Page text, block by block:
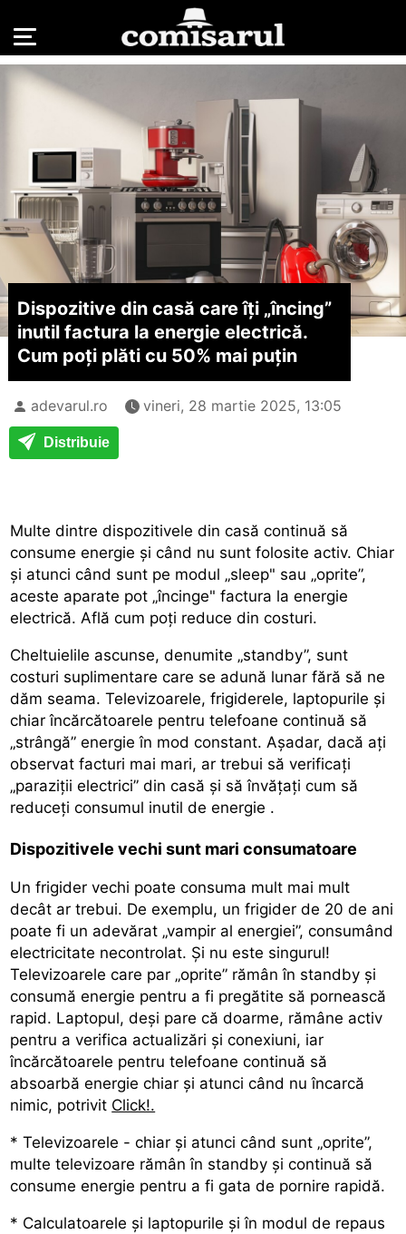
Dispozitive din casă care îţi „încing”
inutil factura la energie electrică.
Cum poţi plăti cu 50% mai puţin
adevarul.ro vineri, 28 martie 2025, 13:05
Distribuie
Multe dintre dispozitivele din casă continuă să
consume energie și când nu sunt folosite activ. Chiar
și atunci când sunt pe modul „sleep" sau „oprite”,
aceste aparate pot „încinge" factura la energie
electrică. Află cum poţi reduce din costuri.
Cheltuielile ascunse, denumite „standby”, sunt
costuri suplimentare care se adună lunar fără să ne
dăm seama. Televizoarele, frigiderele, laptopurile și
chiar încărcătoarele pentru telefoane continuă să
„strângă” energie în mod constant. Așadar, dacă aţi
observat facturi mai mari, ar trebui să verificaţi
„paraziții electrici” din casă și să învăţaţicum să
reduceţi consumul inutil de energie .
Dispozitivele vechi sunt mari consumatoare
Un frigider vechi poate consuma mult mai mult
decât ar trebui. De exemplu, un frigider de 20 de ani
poate fi un adevărat „vampir al energiei”, consumând
electricitate necontrolat. Și nu este singurul!
Televizoarele care par „oprite” rămân în standby și
consumă energie pentru a fi pregătite să pornească
rapid. Laptopul, deși pare că doarme, rămâne activ
pentru a verifica actualizări și conexiuni, iar
încărcătoarele pentru telefoane continuă să
absoarbă energie chiar și atunci când nu încarcă
nimic, potrivit Click!.
* Televizoarele - chiar și atunci când sunt „oprite”,
multe televizoare rămân în standby și continuă să
consume energie pentru a fi gata de pornire rapidă.
* Calculatoarele și laptopurile şi în modul de repaus